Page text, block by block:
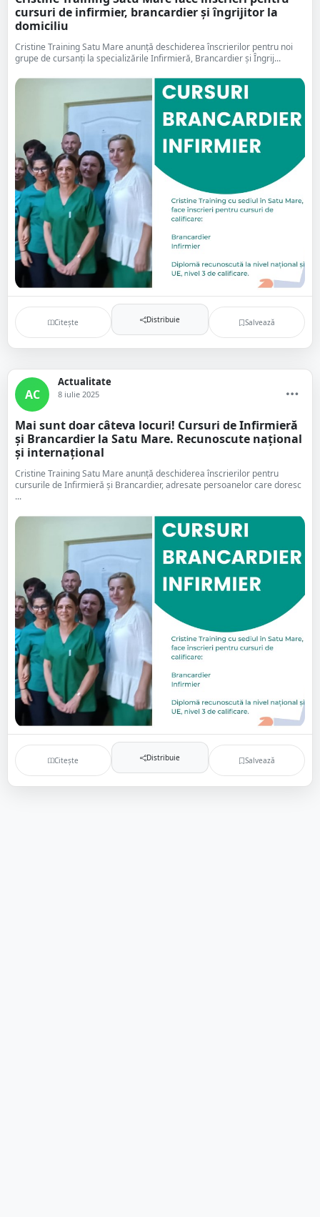
cursuri de infirmier, brancardier și îngrijitor la
domiciliu
Cristine Training Satu Mare anunță deschiderea înscrierilor pentru noi
grupe de cursanți la specializările Infirmieră, Brancardier și Îngrij...
Citește Distribuie Salvează
AC
Actualitate
8 iulie 2025
Mai sunt doar câteva locuri! Cursuri de Infirmieră
și Brancardier la Satu Mare. Recunoscute național
și internațional
Cristine Training Satu Mare anunță deschiderea înscrierilor pentru
cursurile de Infirmieră și Brancardier, adresate persoanelor care doresc
...
Citește Distribuie Salvează